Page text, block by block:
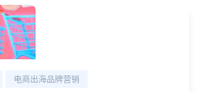
电商出海品牌营销